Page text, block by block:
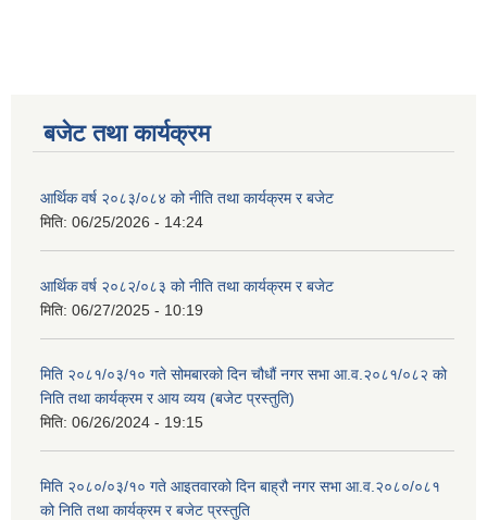
बजेट तथा कार्यक्रम
आर्थिक वर्ष २०८३/०८४ को नीति तथा कार्यक्रम र बजेट
मिति: 06/25/2026 - 14:24
आर्थिक वर्ष २०८२/०८३ को नीति तथा कार्यक्रम र बजेट
मिति: 06/27/2025 - 10:19
मिति २०८१/०३/१० गते सोमबारको दिन चौधौं नगर सभा आ.व.२०८१/०८२ को
निति तथा कार्यक्रम र आय व्यय (बजेट प्रस्तुति)
मिति: 06/26/2024 - 19:15
मिति २०८०/०३/१० गते आइतवारको दिन बाह्रौ नगर सभा आ.व.२०८०/०८१
को निति तथा कार्यक्रम र बजेट प्रस्तुति